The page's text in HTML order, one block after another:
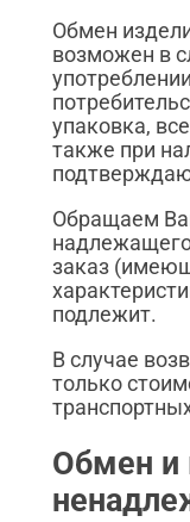
Обмен
возможен в
упаковка,
также при
Обращаем
заказ
подлежит.
В случае
только
Обмен и